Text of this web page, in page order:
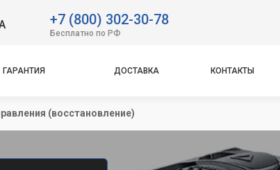
+7 (800) 302-30-78
Бесплатно по РФ
ГАРАНТИЯ ДОСТАВКА КОНТАКТЫ
(восстановление)